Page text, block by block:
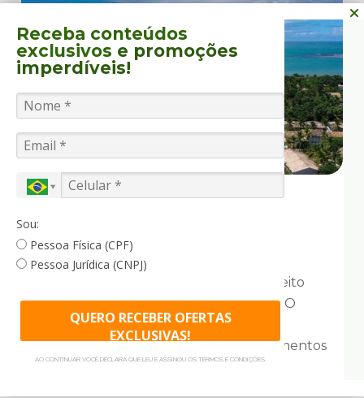
Porto Seguro - Bahia
Ondas Praia Resort
O Ondas Praia Resort é o destino perfeito
para quem busca férias inesquecíveis. O
resort conta com uma infraestrutura
completa de lazer e conforto. Apartamentos
mobiliados, estacionamento amplo e
Receba conteúdos
exclusivos e promoções
imperdíveis!
Sou:
Pessoa Física (CPF)
Pessoa Jurídica (CNPJ)
QUERO RECEBER OFERTAS
EXCLUSIVAS!
AO CONTINUAR VOCÊ DECLARA QUE LEU E ASSINOU OS TERMOS E CONDIÇÕES.